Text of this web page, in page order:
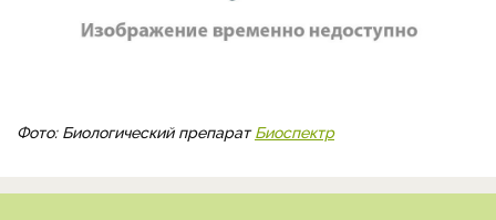
Фото: Биологический препаратБиоспектр